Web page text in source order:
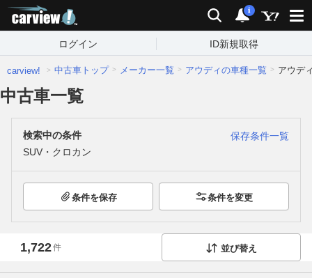
検索 通知
i
ログイン ID新規取得
carview! 中古車トップ メーカー一覧 アウディの車種一覧 アウデ
中古車一覧
検索中の条件
保存条件一覧
SUV・クロカン
条件を保存 条件を変更
1,722件 並び替え